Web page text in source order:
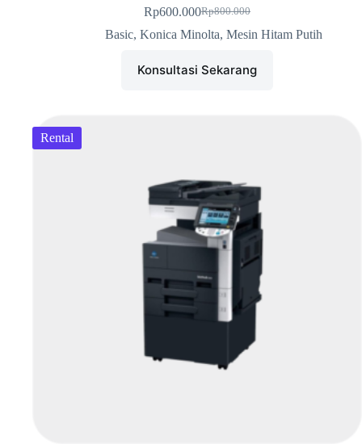
Rp800.000
Rp600.000
Basic, Konica Minolta, Mesin Hitam Putih
Konsultasi Sekarang
Rental